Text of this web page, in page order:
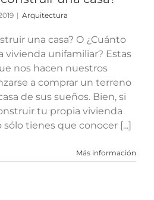
| Arquitectura
una casa? O ¿Cuánto
vivienda unifamiliar? Estas
nos hacen nuestros
a comprar un terreno
de sus sueños. Bien, si
tu propia vivienda
tienes que conocer [...]
Más información